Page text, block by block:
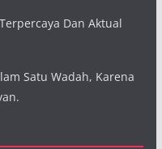
Dan Aktual
Satu Wadah, Karena